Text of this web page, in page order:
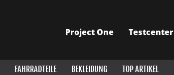
Project One Testcenter
FAHRRADTEILE BEKLEIDUNG TOP ARTIKEL